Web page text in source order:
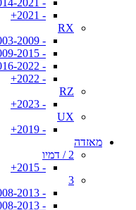
- 2014-2021
- 2021+
RX
- 2003-2009
- 2009-2015
- 2016-2022
- 2022+
RZ
- 2023+
UX
- 2019+
מאזדה
2 / דמיו
- 2015+
3
- 2008-2013
- 2008-2013 (הצ'בק)